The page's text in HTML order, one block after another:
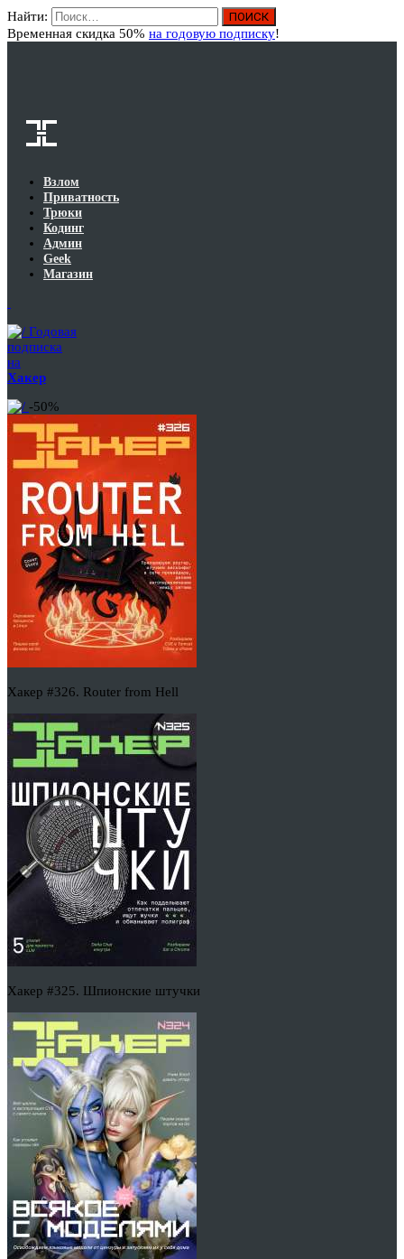
Найти:
Временная скидка 50% на годовую подписку!
Взлом
Приватность
Трюки
Кодинг
Админ
Geek
Магазин
Годовая
подписка
на
Хакер
-50%
Хакер #326. Router from Hell
Хакер #325. Шпионские штучки